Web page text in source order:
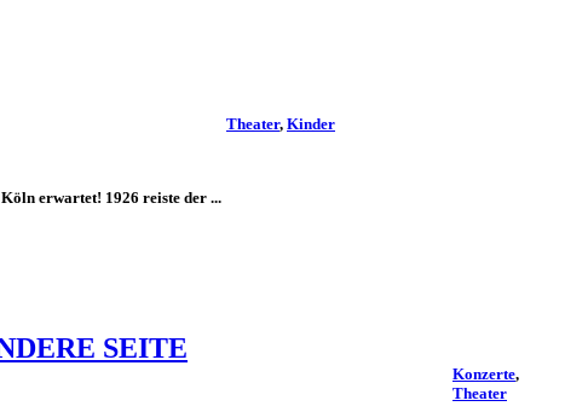
erwartet! 1926 reiste der ...
Theater, Kinder
SEITE
Konzerte,
Theater